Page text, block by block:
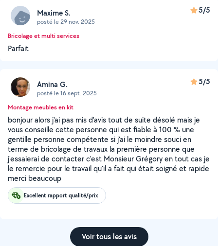
Maxime S.
posté le 29 nov. 2025
5/5
Bricolage et multi services
Parfait
Amina G.
posté le 16 sept. 2025
5/5
Montage meubles en kit
bonjour alors j'ai pas mis d'avis tout de suite désolé mais je
vous conseille cette personne qui est fiable à 100 % une
gentille personne compétente si j'ai le moindre souci en
terme de bricolage de travaux la première personne que
j'essaierai de contacter c'est Monsieur Grégory en tout cas je
le remercie pour le travail qu'il a fait qui était soigné et rapide
merci beaucoup
Excellent rapport qualité/prix
Voir tous les avis